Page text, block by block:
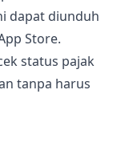
dapat diunduh
Store.
status pajak
tanpa harus